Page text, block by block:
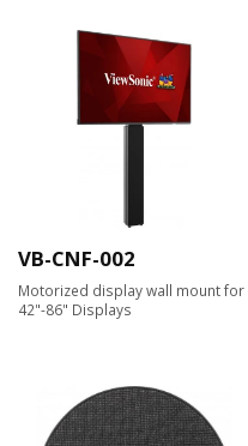
VB-CNF-002
Motorized display wall mount for
42"-86" Displays